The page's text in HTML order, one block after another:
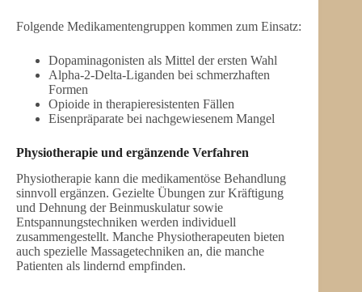
Folgende Medikamentengruppen kommen zum Einsatz:
Dopaminagonisten als Mittel der ersten Wahl
Alpha-2-Delta-Liganden bei schmerzhaften
Formen
Opioide in therapieresistenten Fällen
Eisenpräparate bei nachgewiesenem Mangel
Physiotherapie und ergänzende Verfahren
Physiotherapie kann die medikamentöse Behandlung
sinnvoll ergänzen. Gezielte Übungen zur Kräftigung
und Dehnung der Beinmuskulatur sowie
Entspannungstechniken werden individuell
zusammengestellt. Manche Physiotherapeuten bieten
auch spezielle Massagetechniken an, die manche
Patienten als lindernd empfinden.